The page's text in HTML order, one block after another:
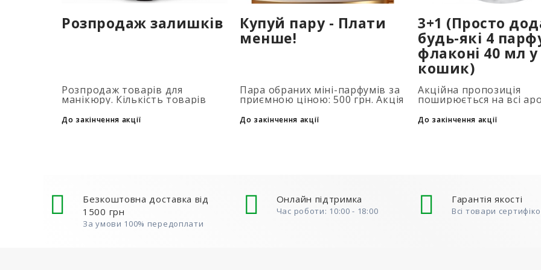
Розпродаж залишків
Розпродаж товарів для
манікюру. Кількість товарів
на таймері...
До закінчення акції
Купуй пару - Плати
менше!
Пара обраних міні-парфумів за
приємною ціною: 500 грн. Акція
при додаванні 2 та більше
флаконів у кошик. Кількість
До закінчення акції
3+1 (Просто
будь-які 4
флаконі 40 мл у
кошик)
Акційна пропозиція
поширюється на всі
подарункових парфумів
обмежена (3+1, 6+2,
До закінчення акції
Безкоштовна доставка від
1500 грн
За умови 100% передоплати
Онлайн підтримка
Час роботи: 10:00 - 18:00
Гарантія якості
Всі товари